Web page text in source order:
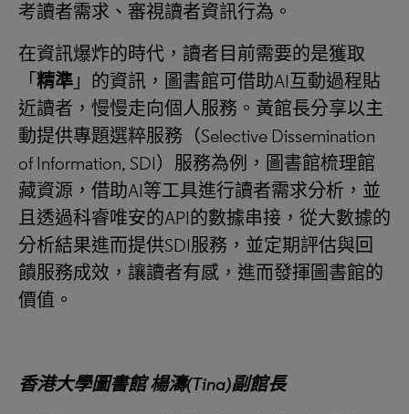
考讀者需求、審視讀者資訊行為。
在資訊爆炸的時代，讀者目前需要的是獲取
「 精準 」的資訊，圖書館可借助AI互動過程貼
近讀者，慢慢走向個人服務。黃館長分享以主
動提供專題選粹服務（Selective Dissemination
of Information, SDI）服務為例，圖書館梳理館
藏資源，借助AI等工具進行讀者需求分析，並
且透過科睿唯安的API的數據串接，從大數據的
分析結果進而提供SDI服務，並定期評估與回
饋服務成效，讓讀者有感，進而發揮圖書館的
價值。
香港大學圖書館 楊濤(Tina)副館長